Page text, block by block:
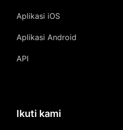
Aplikasi iOS
Aplikasi Android
API
Ikuti kami